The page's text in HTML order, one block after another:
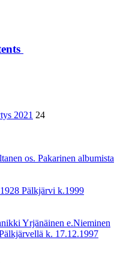
2021 24
os. Pakarinen albumista
Pälkjärvi k.1999
Yrjänäinen e.Nieminen
k. 17.12.1997